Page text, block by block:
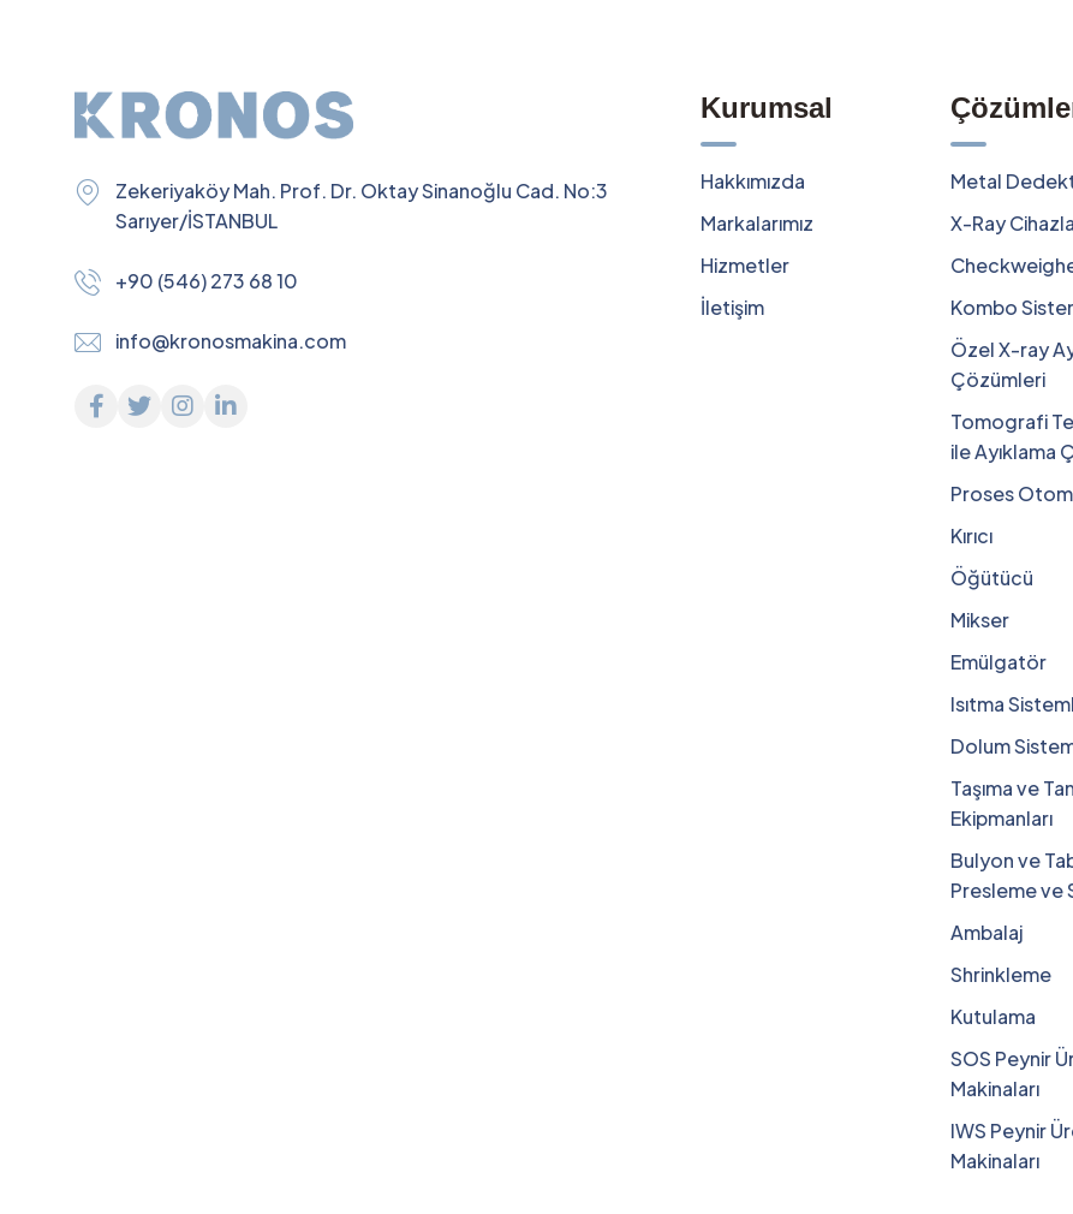
Zekeriyaköy Mah. Prof. Dr. Oktay Sinanoğlu Cad. No:3
Sarıyer/İSTANBUL
+90 (546) 273 68 10
info@kronosmakina.com
Kurumsal
Hakkımızda
Markalarımız
Hizmetler
İletişim
Metal
X-Ray
Kombo
Özel X-ray
Çözümleri
Tomografi
ile Ayıklama
Proses
Kırıcı
Öğütücü
Mikser
Emülgatör
Isıtma
Dolum
Taşıma ve
Ekipmanları
Bulyon ve
Presleme ve
Ambalaj
Shrinkleme
Kutulama
SOS Peynir
Makinaları
IWS Peynir
Makinaları